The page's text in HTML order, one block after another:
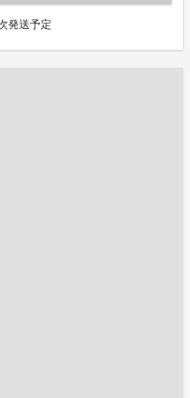
発送予定